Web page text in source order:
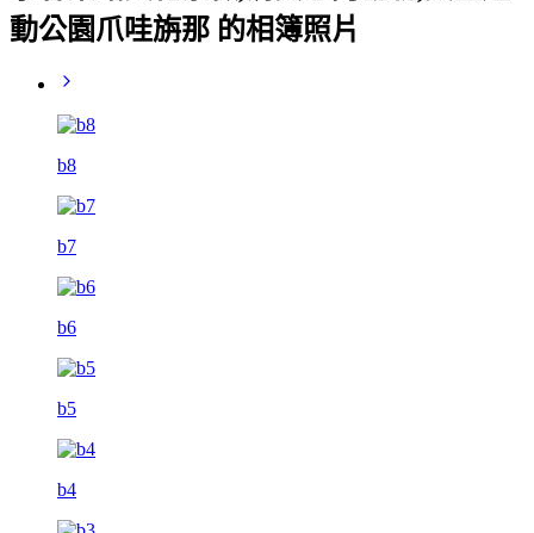
動公園爪哇旃那 的相簿照片
b8
b7
b6
b5
b4